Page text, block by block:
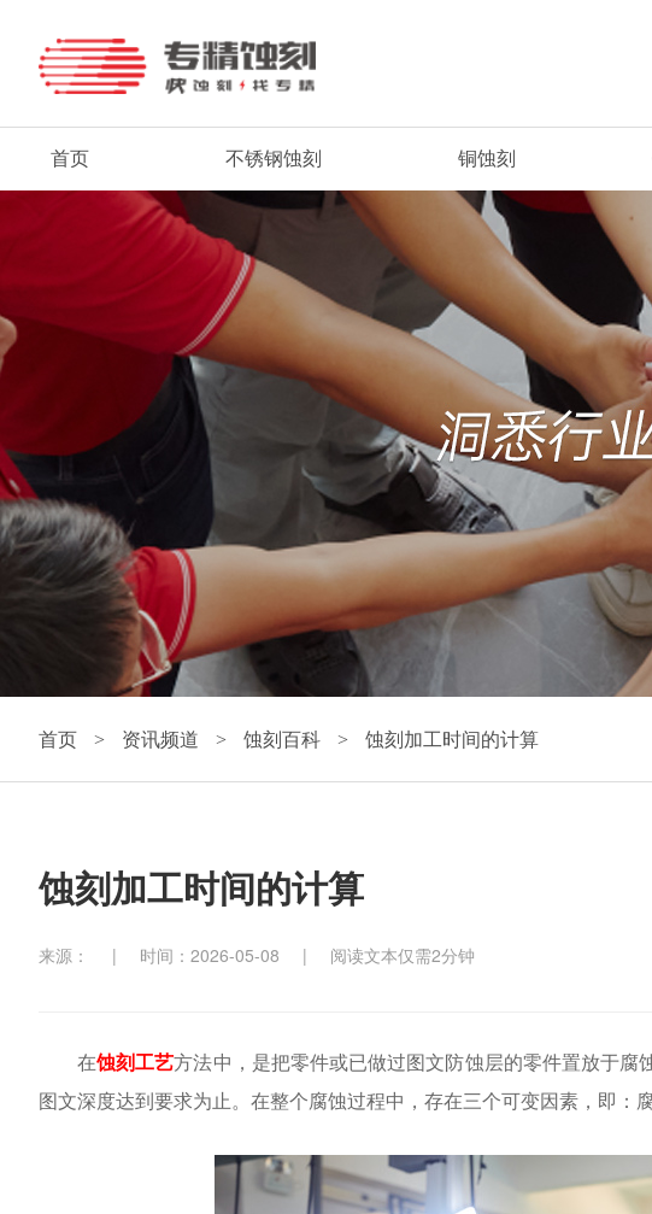
首页 不锈钢蚀刻 铜蚀刻
首页 > 资讯频道 > 蚀刻百科 > 蚀刻加工时间的计算
蚀刻加工时间的计算
来源： | 时间：2026-05-08 | 阅读文本仅需2分钟
在蚀刻工艺方法中，是把零件或已做过图文防蚀层的零件置放于
图文深度达到要求为止。在整个腐蚀过程中，存在三个可变因素，即：